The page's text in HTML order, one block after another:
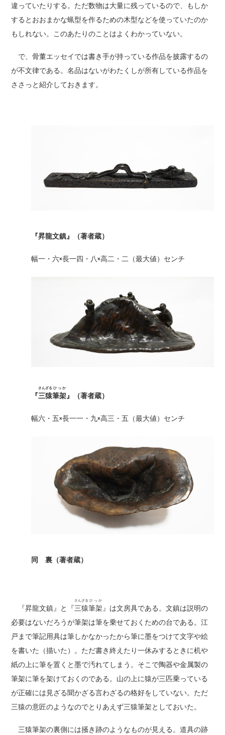
違っていたりする。ただ数物は大量に残っているので、もしか
するとおおまかな蝋型を作るための木型などを使っていたのか
もしれない。このあたりのことはよくわかっていない。
で、骨董エッセイでは書き手が持っている作品を披露するの
が不文律である。名品はないがわたくしが所有している作品を
ささっと紹介しておきます。
『昇龍文鎮』（著者蔵）
幅一・六×長一四・八×高二・二（最大値）センチ
『三猿
さんざる
筆架
ひっか
』（著者蔵）
幅六・五×長一一・九×高三・五（最大値）センチ
同 裏（著者蔵）
『昇龍文鎮』と『三猿
さんざる
筆架
ひっか
』は文房具である。文鎮は説明の
必要はないだろうが筆架は筆を乗せておくための台である。江
戸まで筆記用具は筆しかなかったから筆に墨をつけて文字や絵
を書いた（描いた）。ただ書き終えたり一休みするときに机や
紙の上に筆を置くと墨で汚れてしまう。そこで陶器や金属製の
筆架に筆を架けておくのである。山の上に猿が三匹乗っている
が正確には見ざる聞かざる言わざるの格好をしていない。ただ
三猿の意匠のようなのでとりあえず三猿筆架としておいた。
三猿筆架の裏側には掻き跡のようなものが見える。道具の跡